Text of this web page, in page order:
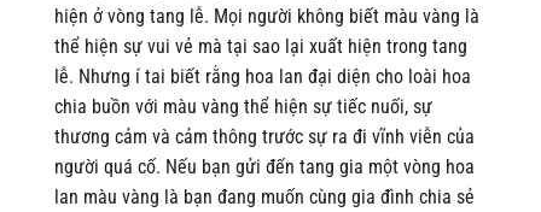
hiện ở vòng tang lễ. Mọi người không biết màu vàng là
thể hiện sự vui vẻ mà tại sao lại xuất hiện trong tang
lễ. Nhưng í tai biết rằng hoa lan đại diện cho loài hoa
chia buồn với màu vàng thể hiện sự tiếc nuối, sự
thương cảm và cảm thông trước sự ra đi vĩnh viễn của
người quá cố. Nếu bạn gửi đến tang gia một vòng hoa
lan màu vàng là bạn đang muốn cùng gia đình chia sẻ